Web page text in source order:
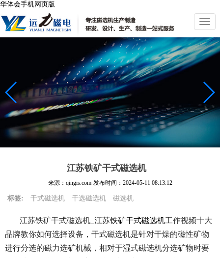
华体会手机网页版
切
换
导
航
江苏铁矿干式磁选机
来源：qingis.com 发布时间： 2024-05-11 08:13:12
标签: 干式磁选机 干选磁选机 磁选机
江苏铁矿干式磁选机_江苏铁矿干式磁选机工作视频十大
品牌教你如何选择设备，干式磁选机是针对干燥的磁性矿物
进行分选的磁力选矿机械，相对于湿式磁选机分选矿物时要